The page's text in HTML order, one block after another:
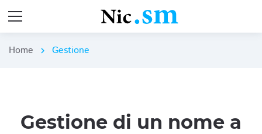
Home chevron_right Gestione
Gestione di un nome a